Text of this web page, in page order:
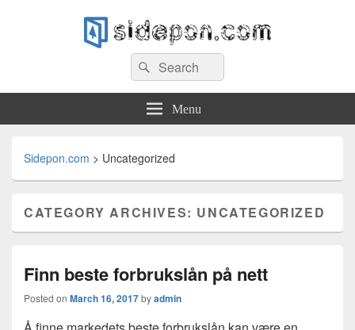
Sidepon.comSearch
for:
Search
Menu
Sidepon.com > Uncategorized
CATEGORY ARCHIVES: UNCATEGORIZED
Finn beste forbrukslån på nett
Posted on March 16, 2017byadmin